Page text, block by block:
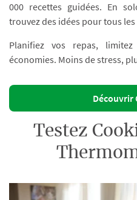
000 recettes guidées. En
trouvez des idées pour tous
Planifiez vos repas,
économies. Moins de stress,
Découvrir
Testez